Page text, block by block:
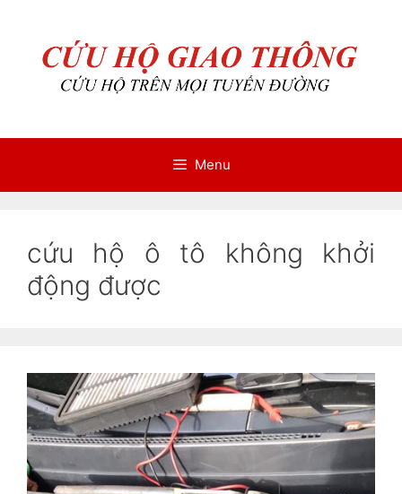
Menu
cứu hộ ô tô không khởi
động được